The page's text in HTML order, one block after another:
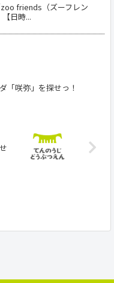
friends（ズーフレン
日時...
「咲弥」を探せっ！